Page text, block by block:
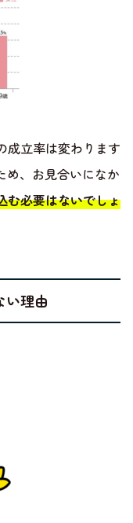
成立率は変わります
め、お見合いになか
む必要はないでしょ
い理由